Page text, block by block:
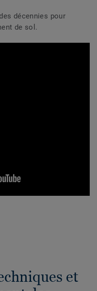
décennies pour
de sol.
et